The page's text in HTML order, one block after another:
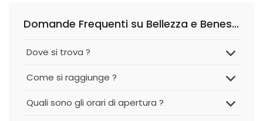
Domande Frequenti su Bellezza e Benessere di Casati Alessandra
Dove si trova ?
Come si raggiunge ?
Quali sono gli orari di apertura ?